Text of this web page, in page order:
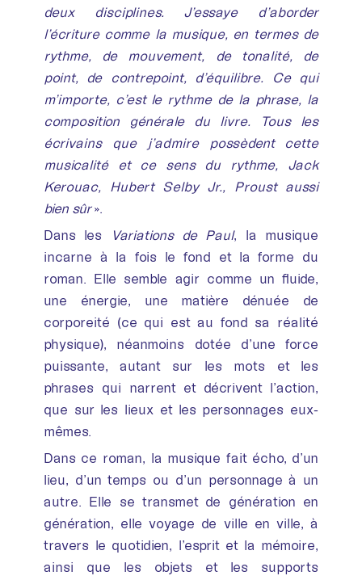
deux disciplines. J’essaye d’aborder
l’écriture comme la musique, en termes de
rythme, de mouvement, de tonalité, de
point, de contrepoint, d’équilibre. Ce qui
m’importe, c’est le rythme de la phrase, la
composition générale du livre. Tous les
écrivains que j’admire possèdent cette
musicalité et ce sens du rythme, Jack
Kerouac, Hubert Selby Jr., Proust aussi
bien sûr».
Dans les
Variations de Paul, la musique
incarne à la fois le fond et la forme du
roman. Elle semble agir comme un fluide,
une énergie, une matière dénuée de
corporeité (ce qui est au fond sa réalité
physique), néanmoins dotée d’une force
puissante, autant sur les mots et les
phrases qui narrent et décrivent l’action,
que sur les lieux et les personnages eux-
mêmes.
Dans ce roman, la musique fait écho, d’un
lieu, d’un temps ou d’un personnage à un
autre. Elle se transmet de génération en
génération, elle voyage de ville en ville, à
travers le quotidien, l’esprit et la mémoire,
ainsi que les objets et les supports